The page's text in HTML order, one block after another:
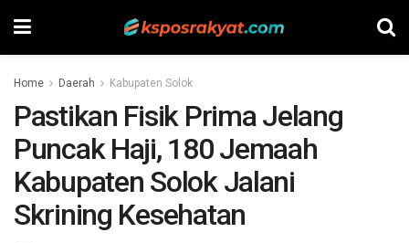
Home Daerah Kabupaten Solok
Pastikan Fisik Prima Jelang
Puncak Haji, 180 Jemaah
Kabupaten Solok Jalani
Skrining Kesehatan